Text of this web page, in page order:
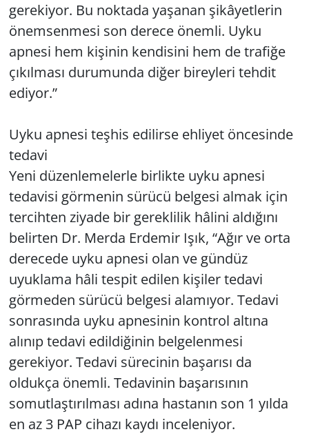
gerekiyor. Bu noktada yaşanan şikâyetlerin
önemsenmesi son derece önemli. Uyku
apnesi hem kişinin kendisini hem de trafiğe
çıkılması durumunda diğer bireyleri tehdit
ediyor.”
Uyku apnesi teşhis edilirse ehliyet öncesinde
tedavi
Yeni düzenlemelerle birlikte uyku apnesi
tedavisi görmenin sürücü belgesi almak için
tercihten ziyade bir gereklilik hâlini aldığını
belirten Dr. Merda Erdemir Işık, “Ağır ve orta
derecede uyku apnesi olan ve gündüz
uyuklama hâli tespit edilen kişiler tedavi
görmeden sürücü belgesi alamıyor. Tedavi
sonrasında uyku apnesinin kontrol altına
alınıp tedavi edildiğinin belgelenmesi
gerekiyor. Tedavi sürecinin başarısı da
oldukça önemli. Tedavinin başarısının
somutlaştırılması adına hastanın son 1 yılda
en az 3 PAP cihazı kaydı inceleniyor.